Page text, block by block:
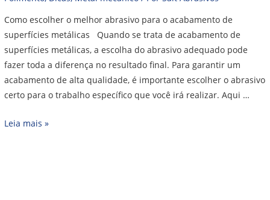
Como escolher o melhor abrasivo para o acabamento de
superfícies metálicas Quando se trata de acabamento de
superfícies metálicas, a escolha do abrasivo adequado pode
fazer toda a diferença no resultado final. Para garantir um
acabamento de alta qualidade, é importante escolher o abrasivo
certo para o trabalho específico que você irá realizar. Aqui …
Leia mais »